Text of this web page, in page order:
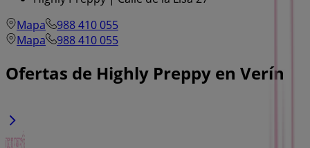
Mapa
988 410 055
Mapa
988 410 055
Ofertas de Highly Preppy en Verín